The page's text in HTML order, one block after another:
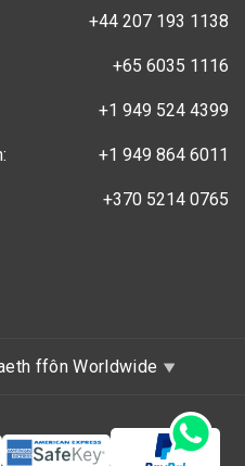
+44 207 193 1138
+65 6035 1116
+1 949 524 4399
+1 949 864 6011
+370 5214 0765
ffôn Worldwide